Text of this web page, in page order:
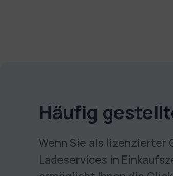
Häufig
Wenn Sie als lizenzierter
Lade­services in